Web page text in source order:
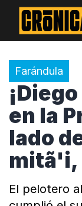
Farándula
en la
lado
mitã'i,
El pelotero